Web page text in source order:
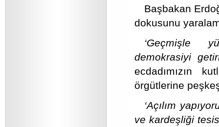
Başbakan
dokusunu
‘Geçmişle
demokrasiyi
ecdadımızın
örgütlerine
‘Açılım
ve kardeşliği